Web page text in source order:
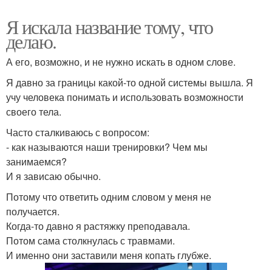
Я искала название тому, что
делаю.
А его, возможно, и не нужно искать в одном слове.
Я давно за границы какой-то одной системы вышла. Я
учу человека понимать и использовать возможности
своего тела.
Часто сталкиваюсь с вопросом:
- как называются наши тренировки? Чем мы
занимаемся?
И я зависаю обычно.
Потому что ответить одним словом у меня не
получается.
Когда-то давно я растяжку преподавала.
Потом сама столкнулась с травмами.
И именно они заставили меня копать глубже.